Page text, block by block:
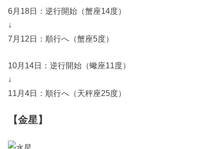
6月18日：逆行開始（蟹座14度）
↓
7月12日：順行へ（蟹座5度）
10月14日：逆行開始（蠍座11度）
↓
11月4日：順行へ（天秤座25度）
【金星】